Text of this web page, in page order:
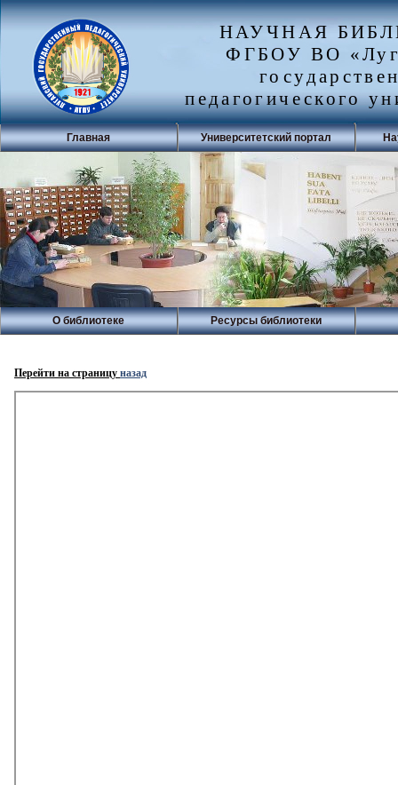
НАУЧНАЯ
ФГБОУ ВО
педагогического
Главная Университетский портал
О библиотеке Ресурсы библиотеки
Перейти на страницу назад